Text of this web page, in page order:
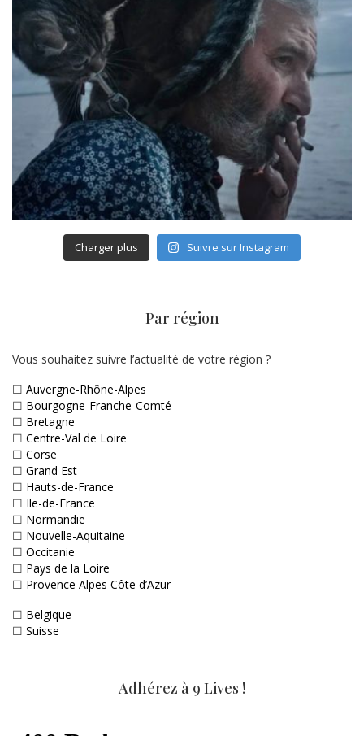
Charger plus Suivre sur Instagram
Par région
Vous souhaitez suivre l’actualité de votre région ?
☐ Auvergne-Rhône-Alpes
☐ Bourgogne-Franche-Comté
☐ Bretagne
☐ Centre-Val de Loire
☐ Corse
☐ Grand Est
☐ Hauts-de-France
☐ Ile-de-France
☐ Normandie
☐ Nouvelle-Aquitaine
☐ Occitanie
☐ Pays de la Loire
☐ Provence Alpes Côte d’Azur
☐ Belgique
☐ Suisse
Adhérez à 9 Lives !